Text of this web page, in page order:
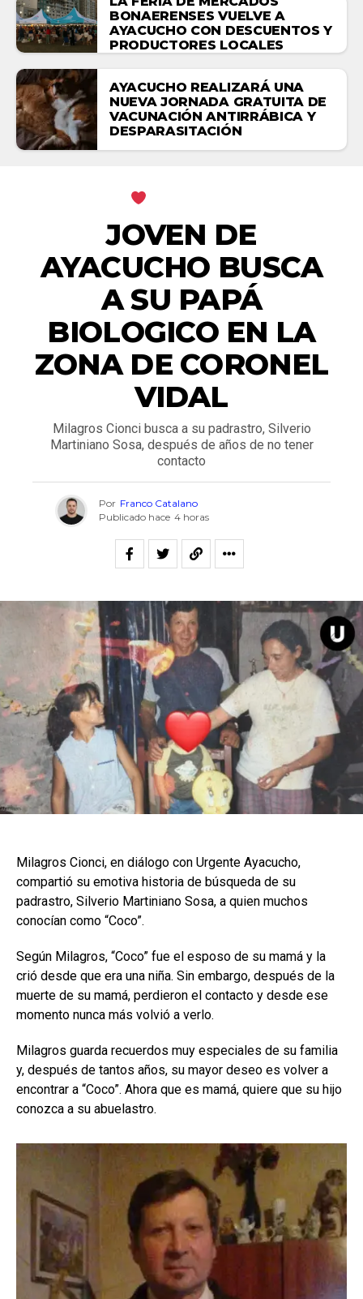
BONAERENSES VUELVE A
AYACUCHO CON DESCUENTOS Y
PRODUCTORES LOCALES
AYACUCHO REALIZARÁ UNA
NUEVA JORNADA GRATUITA DE
VACUNACIÓN ANTIRRÁBICA Y
DESPARASITACIÓN
JOVEN DE
AYACUCHO BUSCA
A SU PAPÁ
BIOLOGICO EN LA
ZONA DE CORONEL
VIDAL
Milagros Cionci busca a su padrastro, Silverio
Martiniano Sosa, después de años de no tener
contacto
Por Franco Catalano
Publicado hace 4 horas
Milagros Cionci, en diálogo con Urgente Ayacucho,
compartió su emotiva historia de búsqueda de su
padrastro, Silverio Martiniano Sosa, a quien muchos
conocían como “Coco”.
Según Milagros, “Coco” fue el esposo de su mamá y la
crió desde que era una niña. Sin embargo, después de la
muerte de su mamá, perdieron el contacto y desde ese
momento nunca más volvió a verlo.
Milagros guarda recuerdos muy especiales de su familia
y, después de tantos años, su mayor deseo es volver a
encontrar a “Coco”. Ahora que es mamá, quiere que su hijo
conozca a su abuelastro.